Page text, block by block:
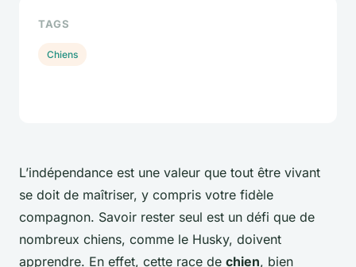
L’indépendance est une valeur que tout être vivant
se doit de maîtriser, y compris votre fidèle
compagnon. Savoir rester seul est un défi que de
nombreux chiens, comme le Husky, doivent
apprendre. En effet, cette race de chien, bien
TAGS
Chiens